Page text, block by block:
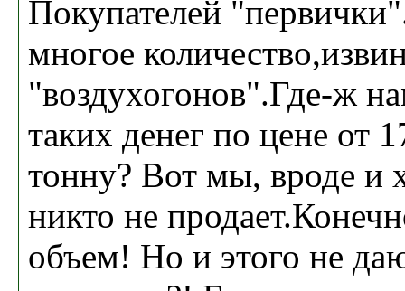
Покупателей
многое
"воздухогонов".Где-ж
таких денег по цене от
тонну? Вот мы, вроде и
никто не
объем! Но и этого не